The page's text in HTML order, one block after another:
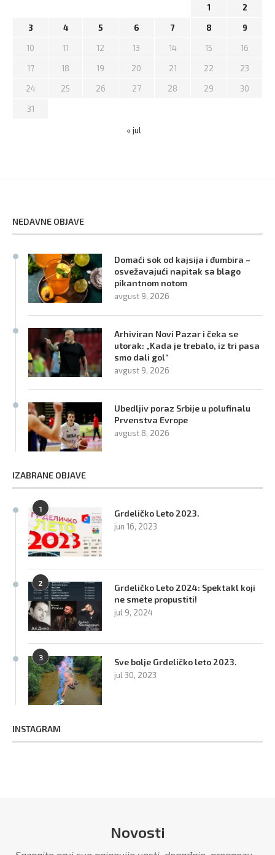
1 2
3 4 5 6 7 8 9
10 11 12 13 14 15 16
17 18 19 20 21 22 23
24 25 26 27 28 29 30
31
« jul
NEDAVNE OBJAVE
Domaći sok od kajsija i đumbira –
osvežavajući napitak sa blago
pikantnom notom
avgust 9, 2026
Arhiviran Novi Pazar i čeka se
utorak: „Kada je trebalo, iz tri pasa
smo dali gol“
avgust 9, 2026
Ubedljiv poraz Srbije u polufinalu
Prvenstva Evrope
avgust 8, 2026
IZABRANE OBJAVE
1 Grdeličko Leto 2023.
jun 16, 2023
2
Grdeličko Leto 2024: Spektakl koji
ne smete propustiti!
jul 9, 2024
3 Sve bolje Grdeličko leto 2023.
jul 30, 2023
INSTAGRAM
Novosti